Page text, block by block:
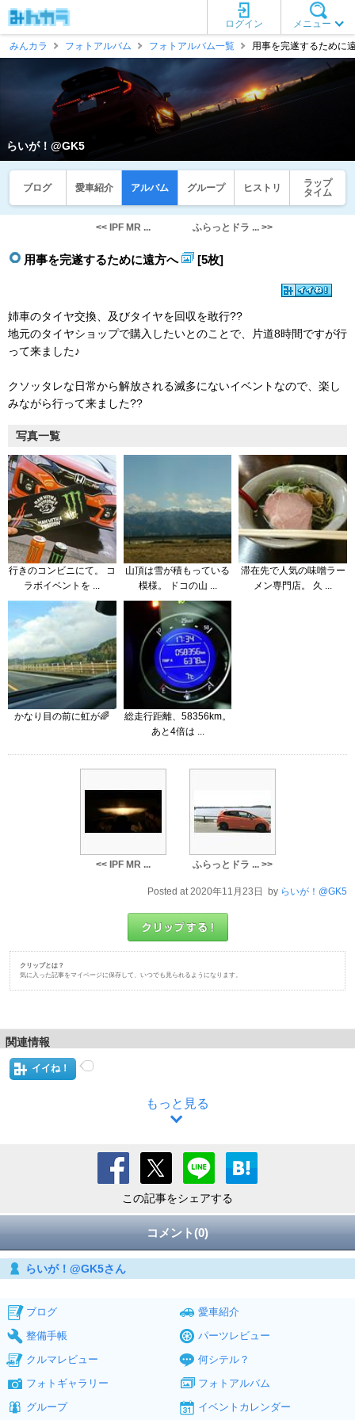
メニュー
ログイン
みんカラ
フォトアルバム フォトアルバム一覧 用事を完遂するために
らいが！@GK5
ブログ 愛車紹介 アルバム グループ ヒストリ
ラップ
タイム
<< IPF MR ... ふらっとドラ ... >>
用事を完遂するために遠方へ [5枚]
姉車のタイヤ交換、及びタイヤを回収を敢行??
地元のタイヤショップで購入したいとのことで、片道8時間ですが行
って来ました♪
クソッタレな日常から解放される滅多にないイベントなので、楽し
みながら行って来ました??
写真一覧
行きのコンビニにて。 コ
ラボイベントを ...
山頂は雪が積もっている
模様。 ドコの山 ...
滞在先で人気の味噌ラー
メン専門店。 久 ...
かなり目の前に虹が🌈
総走行距離、58356km。
あと4倍は ...
<< IPF MR ... ふらっとドラ ... >>
Posted at 2020年11月23日 by らいが！@GK5
クリップとは？
気に入った記事をマイページに保存して、いつでも見られるようになります。
関連情報
イイね！
もっと見る
この記事をシェアする
コメント(0)
らいが！@GK5さん
ブログ
愛車紹介
整備手帳
パーツレビュー
クルマレビュー
何シテル？
フォトギャラリー
フォトアルバム
グループ
イベントカレンダー